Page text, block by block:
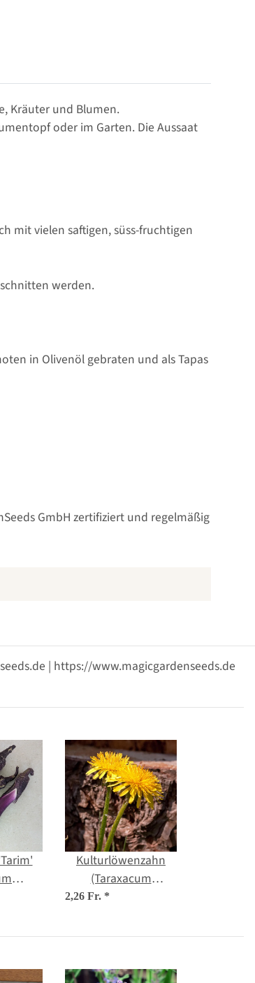
Kräuter und Blumen.
oder im Garten. Die Aussaat
mit vielen saftigen, süss-fruchtigen
werden.
in Olivenöl gebraten und als Tapas
GmbH zertifiziert und regelmäßig
| https://www.magicgardenseeds.de
Kulturlöwenzahn
(Taraxacum
officinale) Samen
2,26 Fr. *